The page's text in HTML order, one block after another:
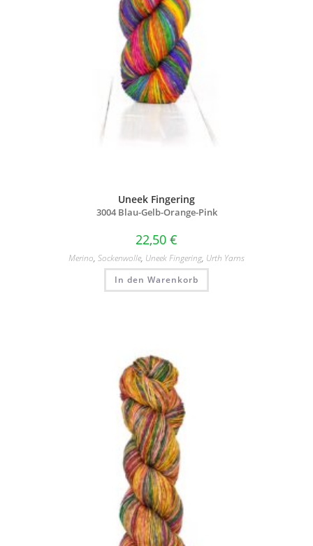
Uneek Fingering
3004 Blau-Gelb-Orange-Pink
22,50 €
Merino, Sockenwolle, Uneek Fingering, Urth Yarns
In den Warenkorb